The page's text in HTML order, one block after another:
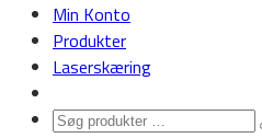
Min Konto
Produkter
Laserskæring
Søg